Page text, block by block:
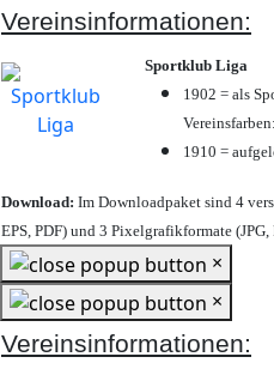
Vereinsinformationen:
Sportklub Liga
1902 = als
1910 =
Download: Im Downloadpaket sind 4
EPS, PDF) und 3 Pixelgrafikformate
×
×
Vereinsinformationen: